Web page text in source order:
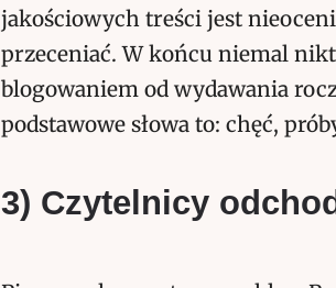
jakościowych treści jest
przeceniać. W końcu niemal
blogowaniem od wydawania
podstawowe słowa to: chęć,
3) Czytelnicy